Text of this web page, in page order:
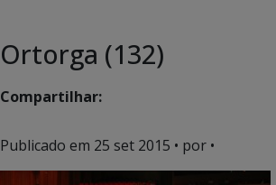
Ortorga (132)
Compartilhar:
Publicado em 25 set 2015 • por •